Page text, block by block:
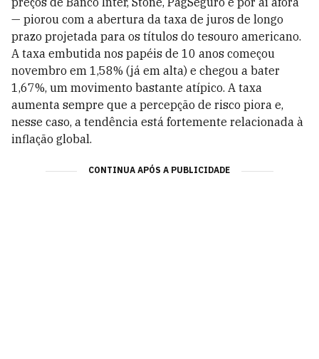
— piorou com a abertura da taxa de juros de longo
prazo projetada para os títulos do tesouro americano.
A taxa embutida nos papéis de 10 anos começou
novembro em 1,58% (já em alta) e chegou a bater
1,67%, um movimento bastante atípico. A taxa
aumenta sempre que a percepção de risco piora e,
nesse caso, a tendência está fortemente relacionada à
inflação global.
CONTINUA APÓS A PUBLICIDADE